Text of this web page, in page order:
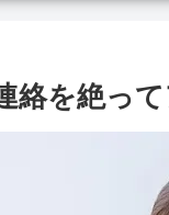
絡を絶っ